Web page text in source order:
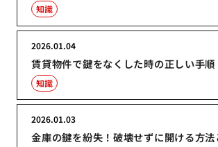
知識
賃貸物件で鍵をなくした時の正しい手順
2026.01.04
知識
金庫の鍵を紛失！破壊せずに開ける方法
2026.01.03